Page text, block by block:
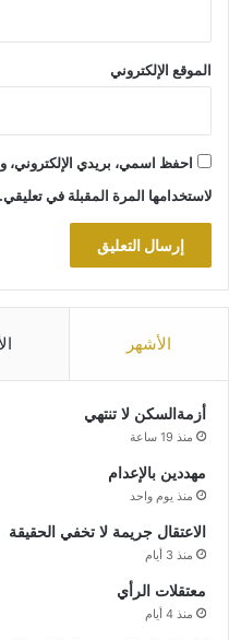
الموقع الإلكتروني
احفظ اسمي، بريدي الإلكتروني،
لاستخدامها المرة المقبلة في تعليقي.
الأشهر
أزمةالسكن لا تنتهي
منذ 19 ساعة
مهددين بالإعدام
منذ يوم واحد
الاعتقال جريمة لا تخفي الحقيقة
منذ 3 أيام
معتقلات الرأي
منذ 4 أيام